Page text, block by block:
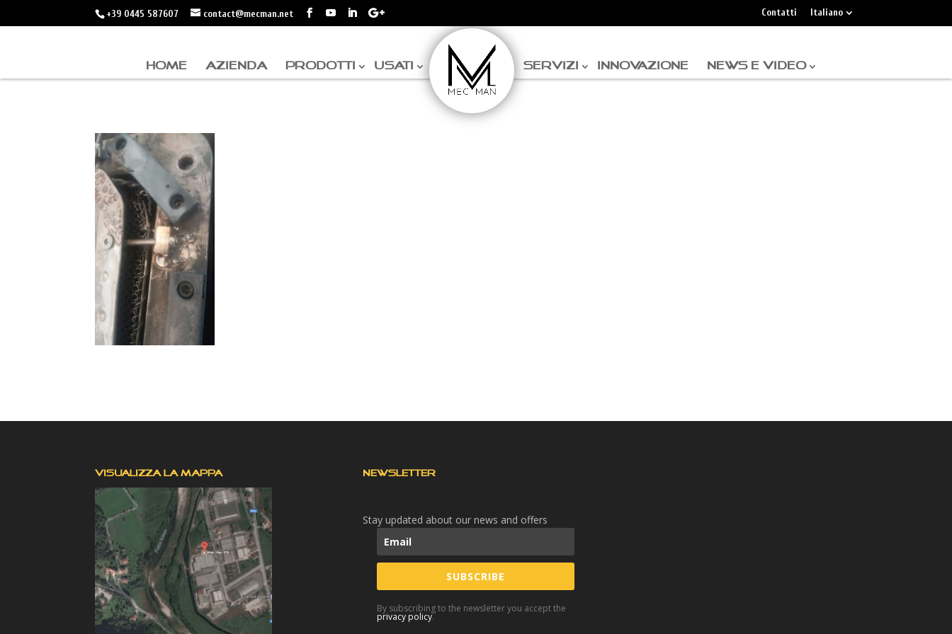
+39 0445 587607 contact@mecman.net Contatti Italiano
HOME AZIENDA PRODOTTI USATI SERVIZI INNOVAZIONE NEWS E VIDEO
VISUALIZZA LA MAPPA NEWSLETTER
Stay updated about our news and offers
SUBSCRIBE
By subscribing to the newsletter you accept the
privacy policy.